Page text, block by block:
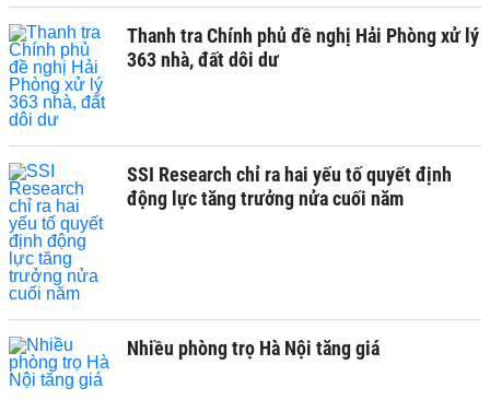
Thanh tra Chính phủ đề nghị Hải Phòng xử lý
363 nhà, đất dôi dư
SSI Research chỉ ra hai yếu tố quyết định
động lực tăng trưởng nửa cuối năm
Nhiều phòng trọ Hà Nội tăng giá